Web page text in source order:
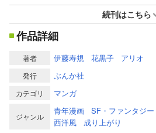
続刊はこちら
作品詳細
著者 伊藤寿規 花黒子 アリオ
発行 ぶんか社
カテゴリ マンガ
ジャンル
青年漫画 SF・ファンタジー
西洋風
成り上がり